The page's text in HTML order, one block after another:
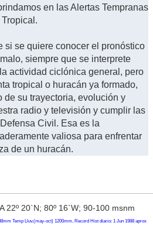
en las Alertas Tempranas
si se quiere conocer el pronóstico
siempre que se interprete
actividad ciclónica general, pero
tropical o huracán ya formado,
de su trayectoria, evolución y
radio y televisión y cumplir las
Civil. Esa es la
valiosa para enfrentar
de un huracán.
22º 20`N; 80º 16`W; 90-100 msnm
Temp Lluv.(may-oct) 1200mm, Record Hist diario: 1 Jun 1988 aprox